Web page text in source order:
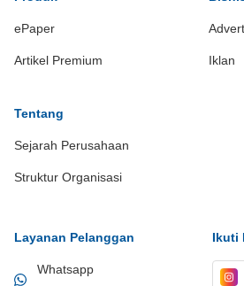
ePaper
Artikel Premium Iklan
Tentang
Sejarah Perusahaan
Struktur Organisasi
Layanan Pelanggan
Whatsapp
Ikuti